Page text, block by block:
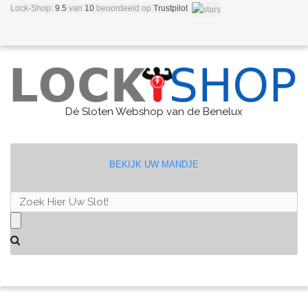
Lock-Shop: 9.5 van 10 beoordeeld op Trustpilot
Dé Sloten Webshop van de Benelux
BEKIJK UW MANDJE